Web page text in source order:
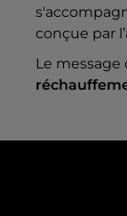
conçue par
Le